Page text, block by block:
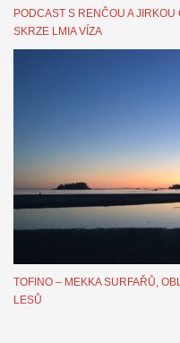
PODCAST S RENČOU A
SKRZE LMIA VÍZA
TOFINO – MEKKA SURFAŘŮ,
LESŮ